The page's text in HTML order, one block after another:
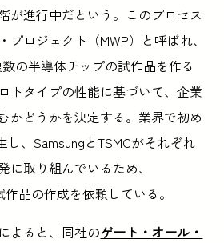
が進行中だという。このプロセス
プロジェクト（MWP）と呼ばれ、
の半導体チップの試作品を作る
トタイプの性能に基づいて、企業
かどうかを決定する。業界で初め
し、SamsungとTSMCがそれぞれ
に取り組んでいるため、
品の作成を依頼している。
よると、同社のゲート・オール・